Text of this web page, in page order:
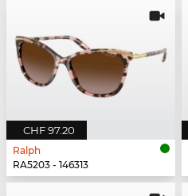
CHF 97.20
Ralph
RA5203 - 146313